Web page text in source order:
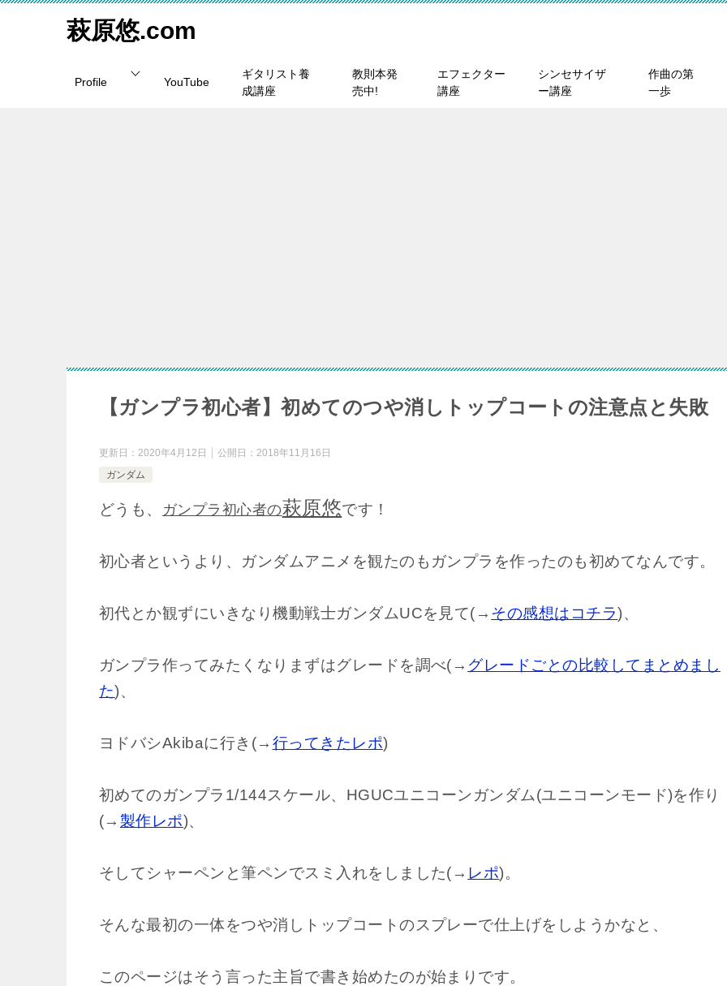
萩原悠.com
Profile YouTube
ギタリスト養
成講座
教則本発
売中!
エフェクター
講座
シンセサイザ
ー講座
作曲の第
一歩
【ガンプラ初心者】初めてのつや消しトップコートの注意点と失敗
更新日： 2020年4月12日 公開日： 2018年11月16日
ガンダム
どうも、 ガンプラ初心者の萩原悠です！
初心者というより、ガンダムアニメを観たのもガンプラを作ったのも初めてなんです。
初代とか観ずにいきなり機動戦士ガンダムUCを見て(→ その感想はコチラ)、
ガンプラ作ってみたくなりまずはグレードを調べ(→ グレードごとの比較してまとめまし
た)、
ヨドバシAkibaに行き(→ 行ってきたレポ)
初めてのガンプラ1/144スケール、HGUCユニコーンガンダム(ユニコーンモード)を作り
(→ 製作レポ)、
そしてシャーペンと筆ペンでスミ入れをしました(→ レポ)。
そんな最初の一体をつや消しトップコートのスプレーで仕上げをしようかなと、
このページはそう言った主旨で書き始めたのが始まりです。